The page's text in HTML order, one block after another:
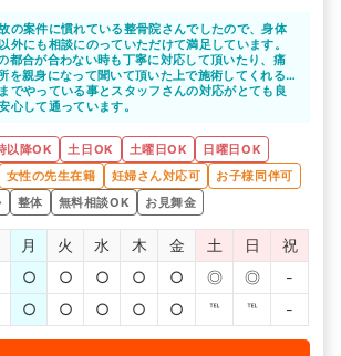
の案件に慣れている整骨院さんでしたので、身体
外にも相談にのっていただけて満足しています。
都合が合わない時も丁寧に対応して頂いたり、痛
を親身になって聞いて頂いた上で施術してくれる
満足しています。
でやっている事とスタッフさんの対応がとても良
心して通っています。
以降OK 土日OK 土曜日OK
日曜日OK
女性の先生在籍 妊婦さん対応可
お子様同伴可
整体 無料相談OK お見舞金
月 火 水 木 金 土 日
祝
○ ○ ○ ○ ○ ◎ ◎
-
○ ○ ○ ○ ○ ℡ ℡ -